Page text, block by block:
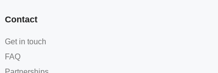
Contact
Get in touch
FAQ